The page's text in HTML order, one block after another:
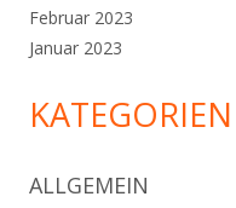
Februar 2023
Januar 2023
KATEGORIEN
ALLGEMEIN